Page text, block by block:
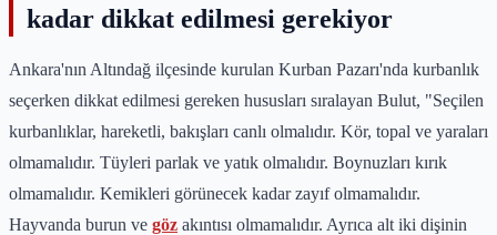
kadar dikkat edilmesi gerekiyor
Ankara'nın Altındağ ilçesinde kurulan Kurban Pazarı'nda kurbanlık
seçerken dikkat edilmesi gereken hususları sıralayan Bulut, "Seçilen
kurbanlıklar, hareketli, bakışları canlı olmalıdır. Kör, topal ve yaraları
olmamalıdır. Tüyleri parlak ve yatık olmalıdır. Boynuzları kırık
olmamalıdır. Kemikleri görünecek kadar zayıf olmamalıdır.
Hayvanda burun ve göz akıntısı olmamalıdır. Ayrıca alt iki dişinin